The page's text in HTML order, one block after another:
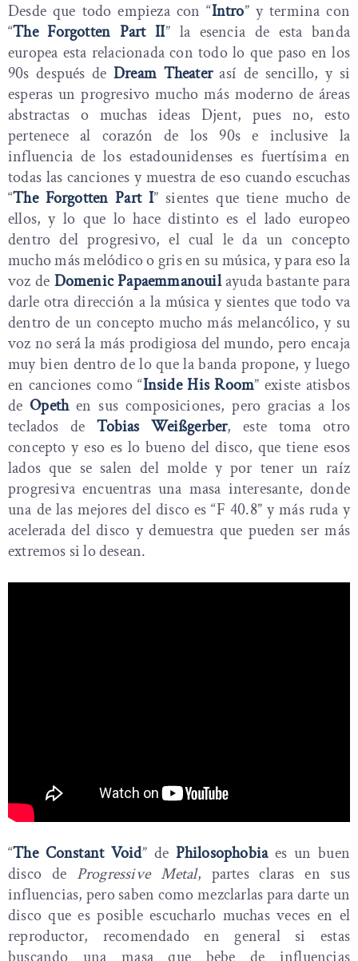
Desde que todo empieza con “Intro” y termina con
“The Forgotten Part II” la esencia de esta banda
europea esta relacionada con todo lo que paso en los
90s después de Dream Theaterasí de sencillo, y si
esperas un progresivo mucho más moderno de áreas
abstractas o muchas ideas Djent, pues no, esto
pertenece al corazón de los 90s e inclusive la
influencia de los estadounidenses es fuertísima en
todas las canciones y muestra de eso cuando escuchas
“The Forgotten Part I” sientes que tiene mucho de
ellos, y lo que lo hace distinto es el lado europeo
dentro del progresivo, el cual le da un concepto
mucho más melódico o gris en su música, y para eso la
voz de Domenic Papaemmanouilayuda bastante para
darle otra dirección a la música y sientes que todo va
dentro de un concepto mucho más melancólico, y su
voz no será la más prodigiosa del mundo, pero encaja
muy bien dentro de lo que la banda propone, y luego
en canciones como “Inside His Room” existe atisbos
deOpethen sus composiciones, pero gracias a los
teclados deTobias Weißgerber, este toma otro
concepto y eso es lo bueno del disco, que tiene esos
lados que se salen del molde y por tener un raíz
progresiva encuentras una masa interesante, donde
una de las mejores del disco es “F 40.8” y más ruda y
acelerada del disco y demuestra que pueden ser más
extremos si lo desean.
“The Constant Void” de Philosophobia es un buen
disco de Progressive Metal, partes claras en sus
influencias, pero saben como mezclarlas para darte un
disco que es posible escucharlo muchas veces en el
reproductor, recomendado en general si estas